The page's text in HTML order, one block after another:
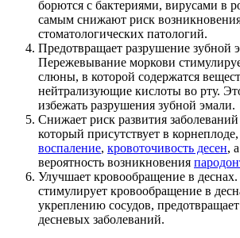
борются с бактериями, вирусами в
самым снижают риск
стоматологических патологий.
Предотвращает разрушение зубной
Пережевывание моркови
слюны, в которой содержатся
нейтрализующие кислоты во рту.
избежать разрушения зубной эмали.
Снижает риск развития
который присутствует в
воспаление, кровоточивость десен,
вероятность возникновения
Улучшает кровообращение в
стимулирует кровообращение в
укреплению сосудов,
десневых заболеваний.